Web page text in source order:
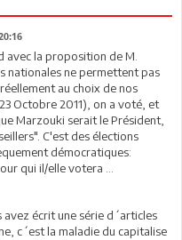
avec la proposition de M.
nationales ne permettent pas
au choix de nos
Octobre 2011), on a voté, et
Marzouki serait le Président,
C'est des élections
démocratiques:
qui il/elle votera ...
écrit une série d´articles
c´est la maladie du capitalise